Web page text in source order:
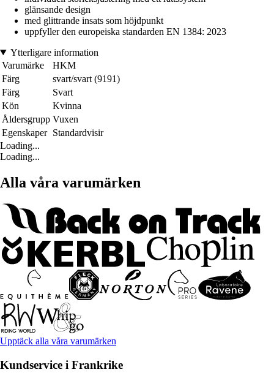
glänsande design
med glittrande insats som höjdpunkt
uppfyller den europeiska standarden EN 1384: 2023
Ytterligare information
Varumärke
HKM
Färg
svart/svart (9191)
Färg
Svart
Kön
Kvinna
Åldersgrupp Vuxen
Egenskaper Standardvisir
Loading...
Loading...
Alla våra varumärken
Upptäck alla våra varumärken
Kundservice i Frankrike